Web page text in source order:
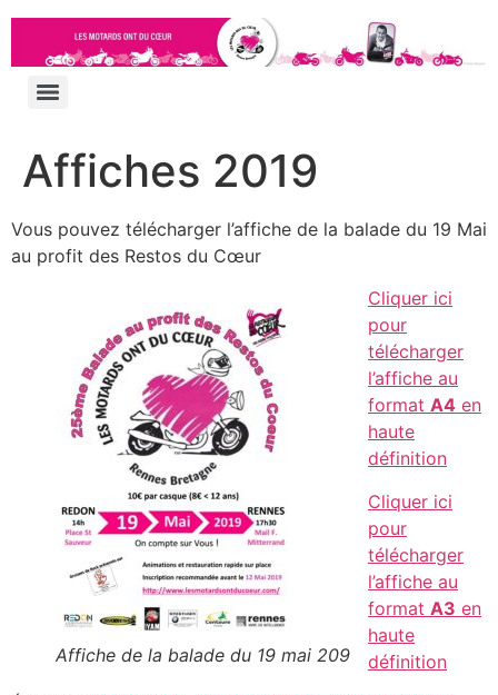
Affiches 2019
Vous pouvez télécharger l’affiche de la balade du 19 Mai
au profit des Restos du Cœur
Affiche de la balade du 19 mai 209
Cliquer ici
pour
télécharger
l’affiche au
format A4 en
haute
définition
Cliquer ici
pour
télécharger
l’affiche au
format A3 en
haute
définition